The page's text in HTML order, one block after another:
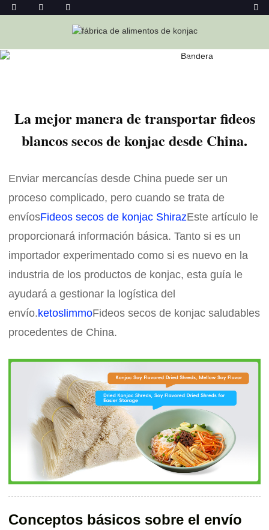
Hogar Noticias
La Mejor Manera De Transportar Fideos
Blancos Secos De Konjac Desde China.
La mejor manera de transportar fideos
blancos secos de konjac desde China.
Enviar mercancías desde China puede ser un
proceso complicado, pero cuando se trata de
envíosFideos secos de konjac ShirazEste artículo le
proporcionará información básica. Tanto si es un
importador experimentado como si es nuevo en la
industria de los productos de konjac, esta guía le
ayudará a gestionar la logística del
envío.ketoslimmoFideos secos de konjac saludables
procedentes de China.
Conceptos básicos sobre el envío